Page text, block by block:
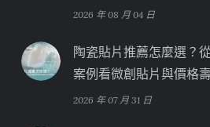
2026 年 08 月 04 日
陶瓷貼片推薦怎麼選？
案例看微創貼片與價格
2026 年 07 月 31 日